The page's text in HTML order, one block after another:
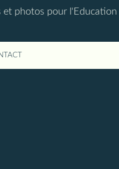
et photos pour l'Education